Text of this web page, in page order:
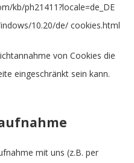
kb/ph21411?locale=de_DE
10.20/de/ cookies.html
von Cookies die
eingeschränkt sein kann.
mit uns (z.B. per